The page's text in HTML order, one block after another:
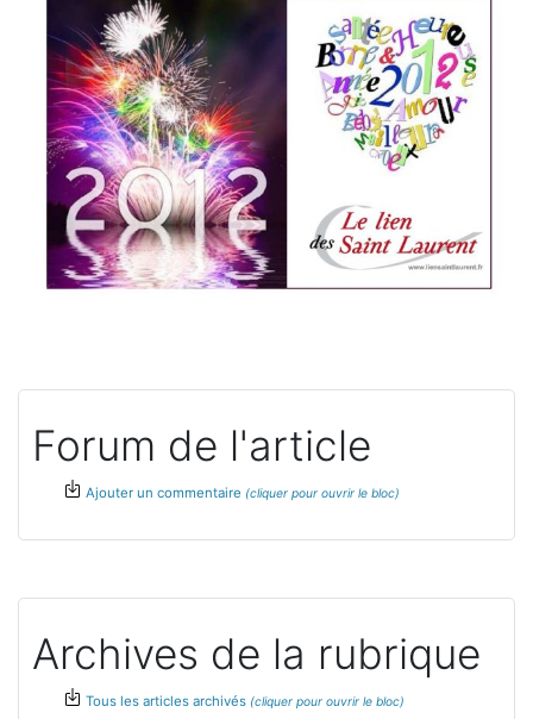
Forum de l'article
Ajouter un commentaire
Archives de la rubrique
Tous les articles archivés